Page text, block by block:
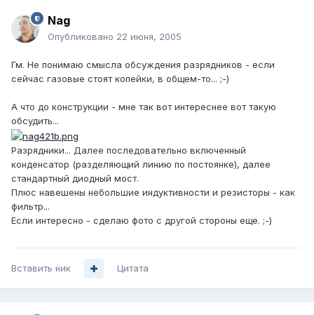
Nag
Опубликовано 22 июня, 2005
Гм. Не понимаю смысла обсуждения разрядников - если
сейчас газовые стоят копейки, в общем-то... ;-)
А что до конструкции - мне так вот интереснее вот такую
обсудить...
Разрядники... Далее последовательно включенный
конденсатор (разделяющий линию по постоянке), далее
стандартный диодный мост.
Плюс навешены небольшие индуктивности и резисторы - как
фильтр...
Если интересно - сделаю фото с другой стороны еще. ;-)
Вставить ник Цитата